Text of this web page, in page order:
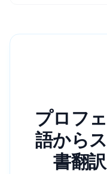
プロフ
語から
書翻